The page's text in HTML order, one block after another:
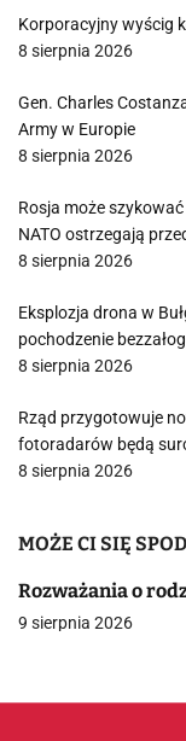
Korporacyjny wyścig
8 sierpnia 2026
Gen. Charles
Army w Europie
8 sierpnia 2026
Rosja może
NATO ostrzegają
8 sierpnia 2026
Eksplozja drona w
pochodzenie
8 sierpnia 2026
Rząd przygotowuje
fotoradarów będą
8 sierpnia 2026
MOŻE CI SIĘ
Rozważania o
9 sierpnia 2026